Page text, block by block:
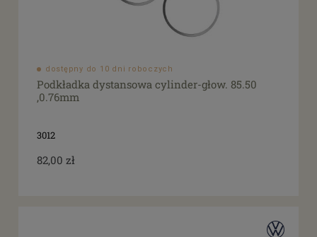
dostępny do 10 dni roboczych
Podkładka dystansowa cylinder-głow. 85.50
,0.76mm
3012
82,00 zł